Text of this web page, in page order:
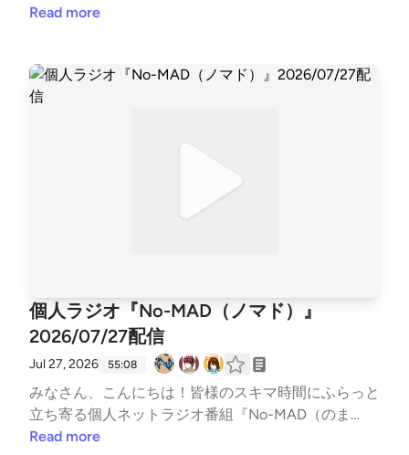
ど）』Youtubeをはじめとする各種媒体で配信中！▼
03:37 ふつおた・フリートーク14:16 今週のピン留め
【8/3 やさしい日本語の日】16:59 NextPerches【ア
情報などはTwitterでご確認ください↓↓番組公式Twitt
er https://twitter.com/nomad_radioinfo@NoMAD_r
me/no-madコーナーへのおたよりはメールアドレス
またはメールフォームまで↓↓番組メールアドレス n
omad.otegami@gmail.com番組メールフォーム http
s://forms.gle/dLStz3vsZ2avqKmn9#nomad #ラジオ #
バラエティ #のまらじ #音楽紹介【CM提供】〇海老
江シティーボーイ（ポッドキャスト）https://podcast
s.apple.com/jp/podcast/%E6%B5%B7%E8%80%81%E
Read more
個人ラジオ『No-MAD（ノマド）』
2026/07/27配信
Jul 27, 2026 55:08
みなさん、こんにちは！皆様のスキマ時間にふらっと
立ち寄る個人ネットラジオ番組『No-MAD（のま
ど）』Youtubeをはじめとする各種媒体で配信中！▼
Read more